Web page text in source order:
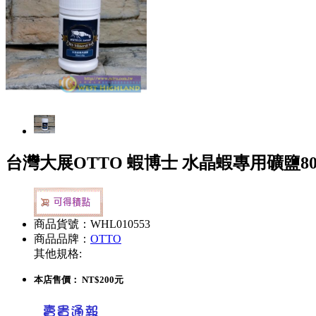
台灣大展OTTO 蝦博士 水晶蝦專用礦鹽
商品貨號：WHL010553
商品品牌： OTTO
其他規格:
本店售價： NT$200元